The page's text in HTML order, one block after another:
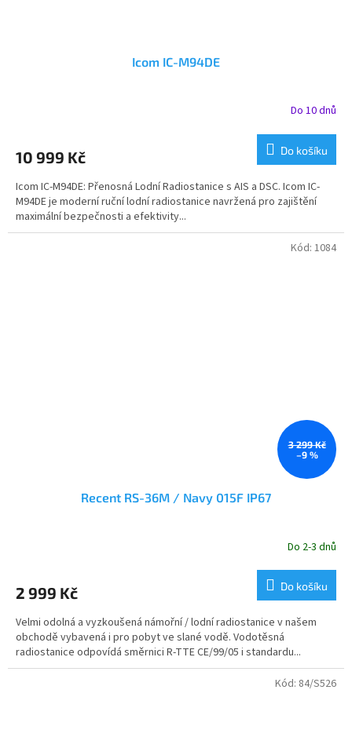
Icom IC-M94DE
Do 10 dnů
10 999 Kč Do košíku
Icom IC-M94DE: Přenosná Lodní Radiostanice s AIS a DSC. Icom IC-
M94DE je moderní ruční lodní radiostanice navržená pro zajištění
maximální bezpečnosti a efektivity...
3 299 Kč
–9 %
Recent RS-36M / Navy 015F IP67
je
z
5
hvězdiček.
Do 2-3 dnů
2 999 Kč Do košíku
Velmi odolná a vyzkoušená námořní / lodní radiostanice v našem
obchodě vybavená i pro pobyt ve slané vodě. Vodotěsná
radiostanice odpovídá směrnici R-TTE CE/99/05 i standardu...
Kód: 1084
Kód: 84/S526